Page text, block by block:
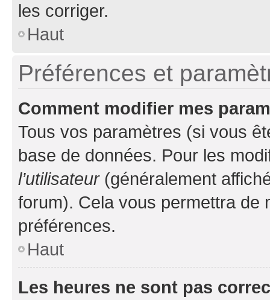
les corriger.
Haut
Préférences et
Comment modifier mes
Tous vos paramètres (si vous
base de données. Pour les
l’utilisateur(généralement
forum). Cela vous permettra de
préférences.
Haut
Les heures ne sont pas